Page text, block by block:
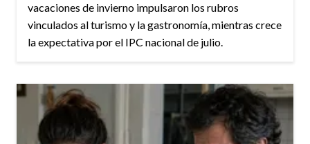
vacaciones de invierno impulsaron los rubros
vinculados al turismo y la gastronomía, mientras crece
la expectativa por el IPC nacional de julio.